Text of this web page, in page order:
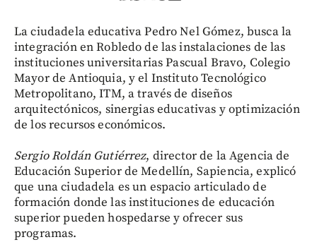
La ciudadela educativa Pedro Nel Gómez, busca la
integración en Robledo de las instalaciones de las
instituciones universitarias Pascual Bravo, Colegio
Mayor de Antioquia, y el Instituto Tecnológico
Metropolitano, ITM, a través de diseños
arquitectónicos, sinergias educativas y optimización
de los recursos económicos.
Sergio Roldán Gutiérrez, director de la Agencia de
Educación Superior de Medellín, Sapiencia, explicó
que una ciudadela es un espacio articulado de
formación donde las instituciones de educación
superior pueden hospedarse y ofrecer sus
programas.